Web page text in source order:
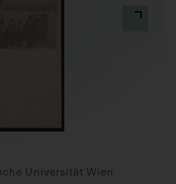
Universität Wien